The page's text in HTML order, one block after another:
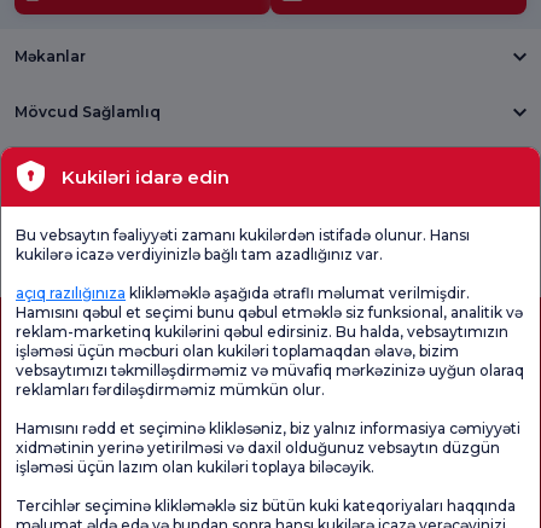
Məkanlar
Mövcud Sağlamlıq
Tibbi bölmələr
Ümumi
Məmnuniyyət
Sorğusu
Məmnuniyyət
Sorğusunu
yoxlayın.
Promo
Səhifənin məzmunu yalnız məlumat məqsədi daşıyır. Diaqnoz və müalicə üçün
Kukiləri idarə edin
Bu vebsaytın fəaliyyəti zamanı kukilərdən istifadə olunur. Hansı
kukilərə icazə verdiyinizlə bağlı tam azadlığınız var.
açıq razılığınıza klikləməklə aşağıda ətraflı məlumat verilmişdir.
Hamısını qəbul et seçimi bunu qəbul etməklə siz funksional, analitik və
reklam-marketinq kukilərini qəbul edirsiniz. Bu halda, vebsaytımızın
işləməsi üçün məcburi olan kukiləri toplamaqdan əlavə, bizim
vebsaytımızı təkmilləşdirməmiz və müvafiq mərkəzinizə uyğun olaraq
reklamları fərdiləşdirməmiz mümkün olur.
Hamısını rədd et seçiminə klikləsəniz, biz yalnız informasiya cəmiyyəti
xidmətinin yerinə yetirilməsi və daxil olduğunuz vebsaytın düzgün
işləməsi üçün lazım olan kukiləri toplaya biləcəyik.
Tercihlər seçiminə klikləməklə siz bütün kuki kateqoriyaları haqqında